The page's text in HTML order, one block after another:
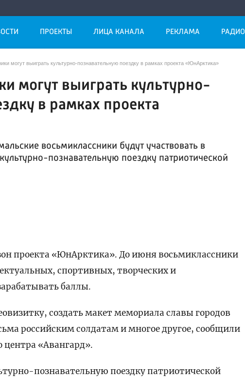
ПРОЕКТЫ ЛИЦА КАНАЛА РЕКЛАМА РАДИО
могут выиграть культурно-познавательную поездку в рамках проекта «ЮнАрктика»
могут выиграть культурно-
в рамках проекта
восьмиклассники будут участвовать в
познавательную поездку патриотической
проекта «ЮнАрктика». До июня восьмиклассники
спортивных, творческих и
баллы.
создать макет мемориала славы городов
российским солдатам и многое другое, сообщили
центра «Авангард».
познавательную поездку патриотической